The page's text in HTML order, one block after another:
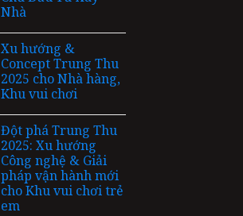
Nhà
Xu hướng &
Concept Trung Thu
2025 cho Nhà hàng,
Khu vui chơi
Đột phá Trung Thu
2025: Xu hướng
Công nghệ & Giải
pháp vận hành mới
cho Khu vui chơi trẻ
em